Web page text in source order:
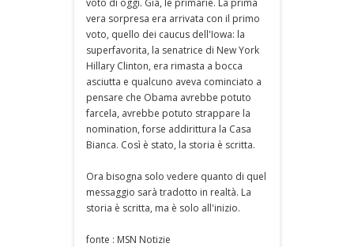
voto di oggi. Già, le primarie. La prima
vera sorpresa era arrivata con il primo
voto, quello dei caucus dell'Iowa: la
superfavorita, la senatrice di New York
Hillary Clinton, era rimasta a bocca
asciutta e qualcuno aveva cominciato a
pensare che Obama avrebbe potuto
farcela, avrebbe potuto strappare la
nomination, forse addirittura la Casa
Bianca. Così è stato, la storia è scritta.
Ora bisogna solo vedere quanto di quel
messaggio sarà tradotto in realtà. La
storia è scritta, ma è solo all'inizio.
fonte : MSN Notizie